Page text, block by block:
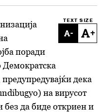
TEXT SIZE
- +
поради
дека
на вирусот
да биде откриен и